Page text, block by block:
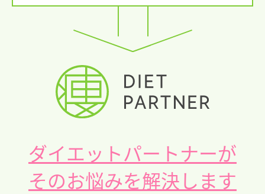
ダイエットパートナーが
そのお悩みを解決します